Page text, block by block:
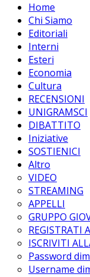
Home
Chi Siamo
Editoriali
Interni
Esteri
Economia
Cultura
RECENSIONI
UNIGRAMSCI
DIBATTITO
Iniziative
SOSTIENICI
Altro
VIDEO
STREAMING
APPELLI
GRUPPO
REGISTRATI
ISCRIVITI
Password
Username